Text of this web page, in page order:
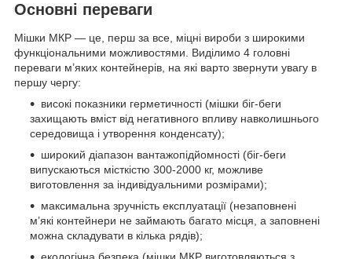
Основні переваги
Мішки МКР — це, перш за все, міцні вироби з широкими
функціональними можливостями. Виділимо 4 головні
переваги м’яких контейнерів, на які варто звернути увагу в
першу чергу:
високі показники герметичності (мішки біг-беги
захищають вміст від негативного впливу навколишнього
середовища і утворення конденсату);
широкий діапазон вантажопідйомності (біг-беги
випускаються місткістю 300-2000 кг, можливе
виготовлення за індивідуальними розмірами);
максимальна зручність експлуатації (незаповнені
м’які контейнери не займають багато місця, а заповнені
можна складувати в кілька рядів);